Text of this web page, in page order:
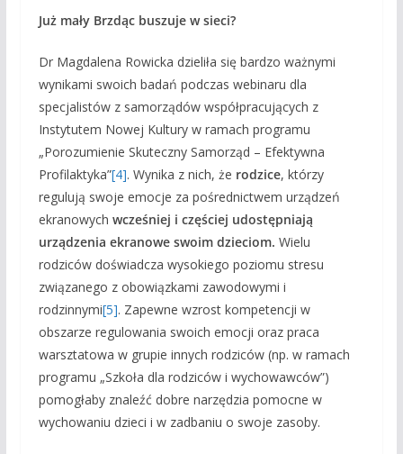
Już mały Brzdąc buszuje w sieci?
Dr Magdalena Rowicka dzieliła się bardzo ważnymi
wynikami swoich badań podczas webinaru dla
specjalistów z samorządów współpracujących z
Instytutem Nowej Kultury w ramach programu
„Porozumienie Skuteczny Samorząd – Efektywna
Profilaktyka”[4]. Wynika z nich, że rodzice, którzy
regulują swoje emocje za pośrednictwem urządzeń
ekranowych wcześniej i częściej udostępniają
urządzenia ekranowe swoim dzieciom. Wielu
rodziców doświadcza wysokiego poziomu stresu
związanego z obowiązkami zawodowymi i
rodzinnymi[5]. Zapewne wzrost kompetencji w
obszarze regulowania swoich emocji oraz praca
warsztatowa w grupie innych rodziców (np. w ramach
programu „Szkoła dla rodziców i wychowawców”)
pomogłaby znaleźć dobre narzędzia pomocne w
wychowaniu dzieci i w zadbaniu o swoje zasoby.